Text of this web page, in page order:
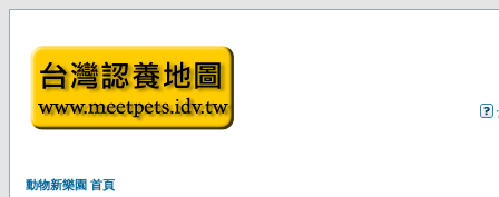
動物新樂園 首頁